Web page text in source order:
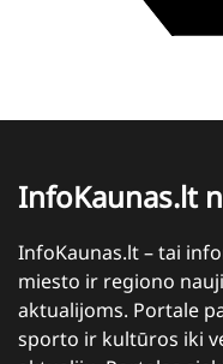
InfoKaunas.lt
InfoKaunas.lt – tai
miesto ir regiono
aktualijoms. Portale
sporto ir kultūros iki